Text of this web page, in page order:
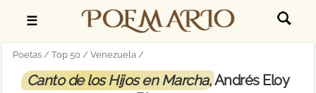
☰
Poetas Top 50 Venezuela
Canto de los Hijos en Marcha, Andrés Eloy